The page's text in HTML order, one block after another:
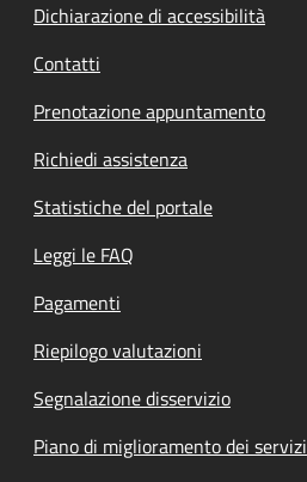
Dichiarazione di accessibilità
Contatti
Prenotazione appuntamento
Richiedi assistenza
Statistiche del portale
Leggi le FAQ
Pagamenti
Riepilogo valutazioni
Segnalazione disservizio
Piano di miglioramento dei servizi